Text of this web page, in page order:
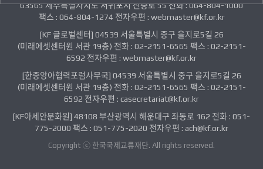
63565 제주특별자치도 서귀포시 신중로 55 전화 : 064-804-1000
팩스 : 064-804-1274 전자우편 : webmaster@kf.or.kr
[KF 글로벌센터] 04539 서울특별시 중구 을지로5길 26
(미래에셋센터원 서관 19층) 전화 : 02-2151-6565 팩스 : 02-2151-
6592 전자우편 : webmaster@kf.or.kr
[한중앙아협력포럼사무국] 04539 서울특별시 중구 을지로5길 26
(미래에셋센터원 서관 19층) 전화 : 02-2151-6565 팩스 : 02-2151-
6592 전자우편 : casecretariat@kf.or.kr
[KF아세안문화원] 48108 부산광역시 해운대구 좌동로 162 전화 : 051-
775-2000 팩스 : 051-775-2020 전자우편 : ach@kf.or.kr
Copyright ⓒ 한국국제교류재단. All rights reserved.